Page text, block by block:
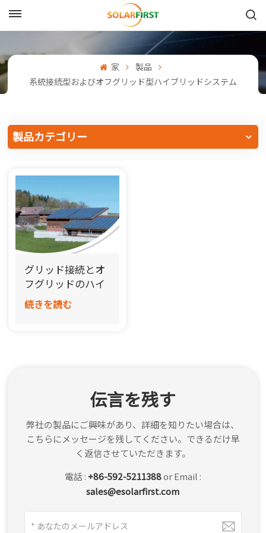
中文
Русский
Español
Português
日本語
한국어
بالعربية
家
製品
系統接続型およびオフグリッド型ハイブリッドシステム
製品カテゴリー
グリッド接続とオ
フグリッドのハイ
ブリッドシステム
続きを読む
伝言を残す
弊社の製品にご興味があり、詳細を知りたい場合は、
こちらにメッセージを残してください。できるだけ早
く返信させていただきます。
電話 : +86-592-5211388or Email :
sales@esolarfirst.com